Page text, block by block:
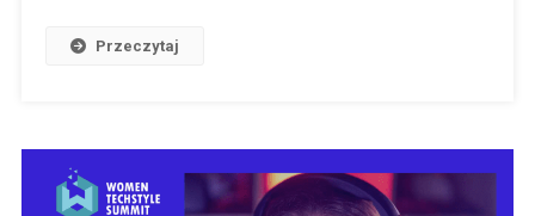
Przeczytaj